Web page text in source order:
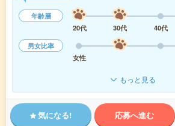
年齢層
20代
30代 40代
男女比率
女性
もっと見る
気になる! 応募へ進む